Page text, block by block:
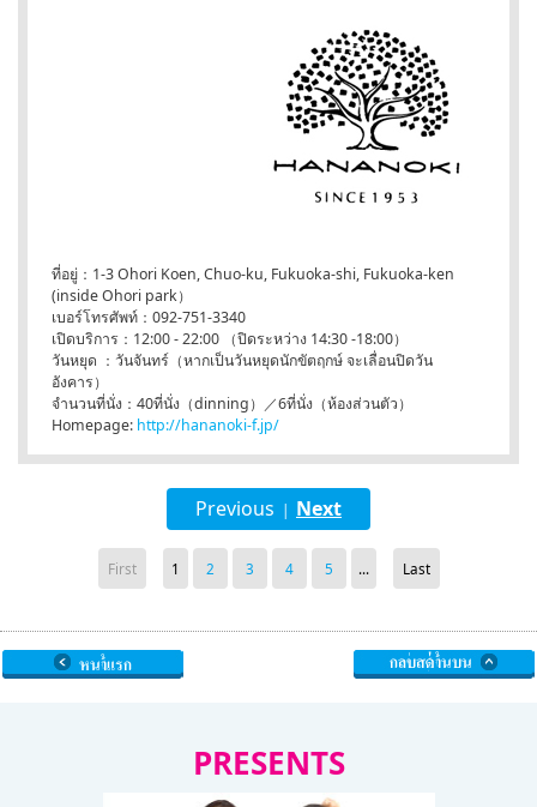
ที่อยู่：1-3 Ohori Koen, Chuo-ku, Fukuoka-shi, Fukuoka-ken
(inside Ohori park）
เบอร์โทรศัพท์：092-751-3340
เปิดบริการ：12:00 - 22:00 （ปิดระหว่าง 14:30 -18:00）
วันหยุด ：วันจันทร์（หากเป็นวันหยุดนักขัตฤกษ์ จะเลื่อนปิดวัน
อังคาร）
จำนวนที่นั่ง：40ที่นั่ง（dinning）／6ที่นั่ง（ห้องส่วนตัว）
Homepage: http://hananoki-f.jp/
Previous | Next
First 1 2 3 4 5 ... Last
PRESENTS